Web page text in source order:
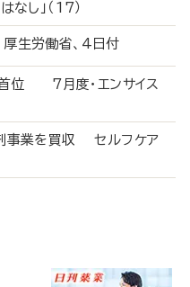
し」（17）
生労働省、4日付
首位 7月度・エンサイス
事業を買収 セルフケア